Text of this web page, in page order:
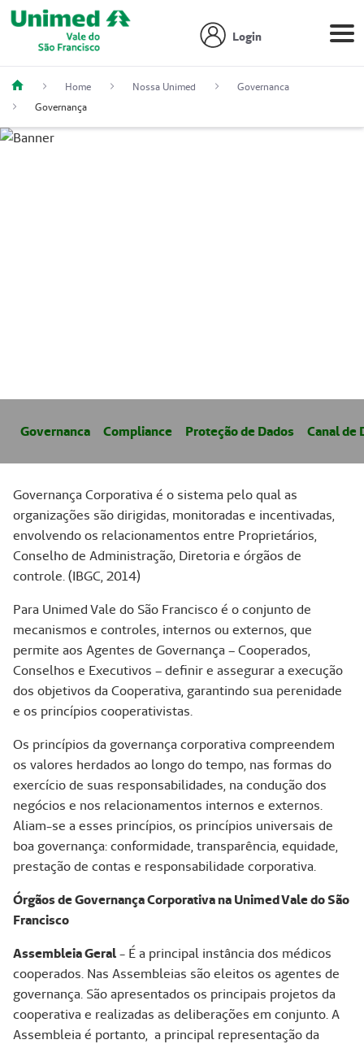
Login
Home Nossa Unimed
Governanca
Governança
Governanca Compliance Proteção de Dados Canal de
Governança Corporativa é o sistema pelo qual as
organizações são dirigidas, monitoradas e incentivadas,
envolvendo os relacionamentos entre Proprietários,
Conselho de Administração, Diretoria e órgãos de
controle. (IBGC, 2014)
Para Unimed Vale do São Francisco é o conjunto de
mecanismos e controles, internos ou externos, que
permite aos Agentes de Governança – Cooperados,
Conselhos e Executivos – definir e assegurar a execução
dos objetivos da Cooperativa, garantindo sua perenidade
e os princípios cooperativistas.
Os princípios da governança corporativa compreendem
os valores herdados ao longo do tempo, nas formas do
exercício de suas responsabilidades, na condução dos
negócios e nos relacionamentos internos e externos.
Aliam-se a esses princípios, os princípios universais de
boa governança: conformidade, transparência, equidade,
prestação de contas e responsabilidade corporativa.
Órgãos de Governança Corporativa na Unimed Vale do São
Francisco
Assembleia Geral- É a principal instância dos médicos
cooperados. Nas Assembleias são eleitos os agentes de
governança. São apresentados os principais projetos da
cooperativa e realizadas as deliberações em conjunto. A
Assembleia é portanto, a principal representação da